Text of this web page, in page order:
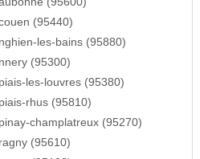
(95440)
les-bains (95880)
(95300)
les-louvres (95380)
rhus (95810)
champlatreux (95270)
(95610)